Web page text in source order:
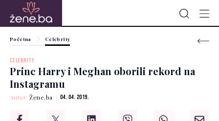
Početna Celebrity
CELEBRITY
Princ Harry i Meghan oborili rekord na
Instagramu
Autor:Žene.ba 04. 04. 2019.